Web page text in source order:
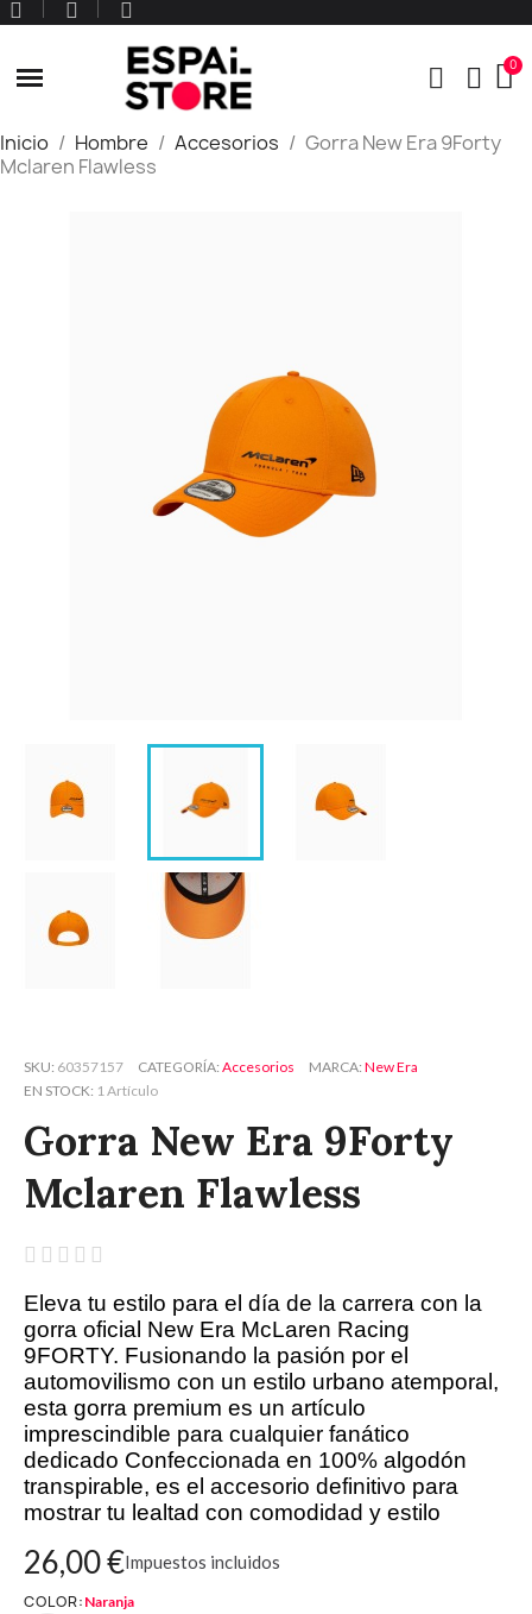
Inicio Hombre Accesorios
Gorra New Era 9Forty
Mclaren Flawless
SKU 60357157 CATEGORÍA Accesorios MARCA New Era
EN STOCK 1 Artículo
Gorra New Era 9Forty
Mclaren Flawless
    
Eleva tu estilo para el día de la carrera con la
gorra oficial New Era McLaren Racing
9FORTY. Fusionando la pasión por el
automovilismo con un estilo urbano atemporal,
esta gorra premium es un artículo
imprescindible para cualquier fanático
dedicado Confeccionada en 100% algodón
transpirable, es el accesorio definitivo para
mostrar tu lealtad con comodidad y estilo
26,00 €Impuestos incluidos
COLOR Naranja